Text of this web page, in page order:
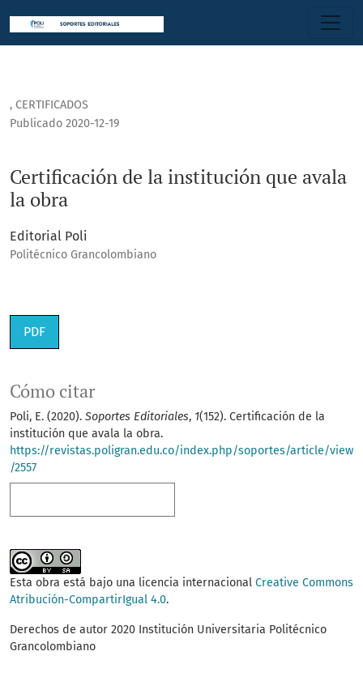
, CERTIFICADOS
Certificación de la institución que avala
la obra
Publicado 2020-12-19
Editorial Poli
Politécnico Grancolombiano
PDF
Cómo citar
Poli, E. (2020). Soportes Editoriales, 1(152). Certificación de la
institución que avala la obra.
https://revistas.poligran.edu.co/index.php/soportes/article/view
/2557
Esta obra está bajo una licencia internacional Creative Commons
Atribución-CompartirIgual 4.0.
Derechos de autor 2020 Institución Universitaria Politécnico
Grancolombiano